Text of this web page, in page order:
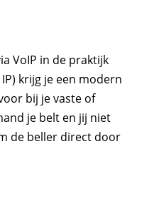
VoIP in de praktijk
krijg je een modern
bij je vaste of
je belt en jij niet
de beller direct door